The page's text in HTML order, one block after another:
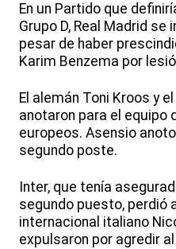
En un Partido que
Grupo D, Real Madrid
pesar de haber
Karim Benzema por
El alemán Toni Kroos y
anotaron para el equipo
europeos. Asensio
segundo poste.
Inter, que tenía
segundo puesto, perdió
internacional italiano
expulsaron por agredir